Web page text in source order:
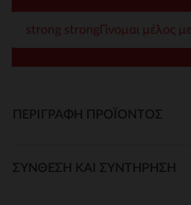
strong strongΓίνομαι μέλος
ΠΕΡΙΓΡΑΦΉ ΠΡΟΪΌΝΤΟΣ
ΣΎΝΘΕΣΗ ΚΑΙ ΣΥΝΤΉΡΗΣΗ